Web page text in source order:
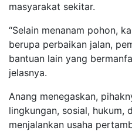
masyarakat sekitar.
“Selain menanam pohon,
berupa perbaikan jalan,
bantuan lain yang
jelasnya.
Anang menegaskan,
lingkungan, sosial, hukum,
menjalankan usaha